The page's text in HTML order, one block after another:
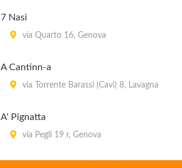
7 Nasi
via Quarto 16, Genova
A Cantinn-a
via Torrente Barassi (Cavi) 8, Lavagna
A' Pignatta
via Pegli 19 r, Genova